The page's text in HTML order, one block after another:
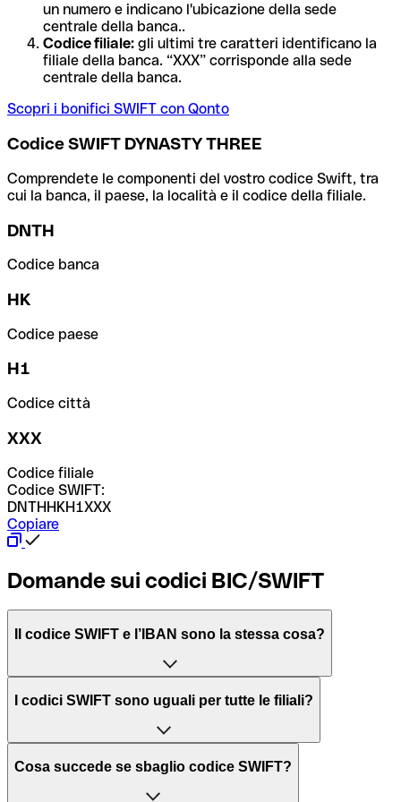
un numero e indicano l'ubicazione della sede
centrale della banca..
Codice filiale: gli ultimi tre caratteri identificano la
filiale della banca. “XXX” corrisponde alla sede
centrale della banca.
Scopri i bonifici SWIFT con Qonto
Codice SWIFT DYNASTY THREE
Comprendete le componenti del vostro codice Swift, tra
cui la banca, il paese, la località e il codice della filiale.
DNTH
Codice banca
HK
Codice paese
H1
Codice città
XXX
Codice filiale
Codice SWIFT:
DNTHHKH1XXX
Copiare
Domande sui codici BIC/SWIFT
Il codice SWIFT e l’IBAN sono la stessa cosa?
L'acronimo SWIFT sta per “Society for Worldwide
per l’elaborazione dei pagamenti tra diversi Paesi.
Il BIC, invece, sta per “Bank Identifier Code” ed è una
I codici SWIFT sono uguali per tutte le filiali?
Dipende dalle banche. In alcuni casi le banche utilizzano
Cosa succede se sbaglio codice SWIFT?